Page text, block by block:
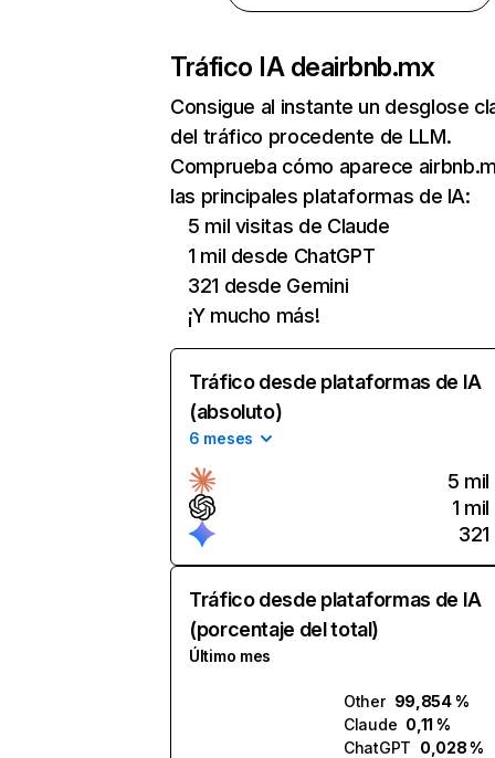
Tráfico IA deairbnb.mx
Consigue al instante un desglose
del tráfico procedente de LLM.
Comprueba cómo aparece
las principales plataformas de IA:
5 mil visitas de Claude
1 mil desde ChatGPT
321 desde Gemini
¡Y mucho más!
Tráfico desde plataformas de IA
(absoluto)
6 meses
5 mil
1 mil
321
Tráfico desde plataformas de IA
(porcentaje del total)
Último mes
Other 99,854 %
Claude 0,11 %
ChatGPT 0,028 %